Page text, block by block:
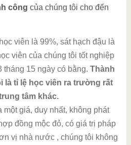
công của chúng tôi cho đến
viên là 99%, sát hạch đậu là
viên của chúng tôi tốt nghiệp
tháng 15 ngày có bằng. Thành
là tỉ lệ học viên ra trường rất
tâm khác.
một giá, duy nhất, không phát
đồng mộc đỏ, có giá trị pháp
vị nhà nước , chúng tôi không